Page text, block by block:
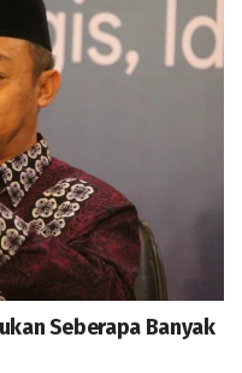
Seberapa Banyak